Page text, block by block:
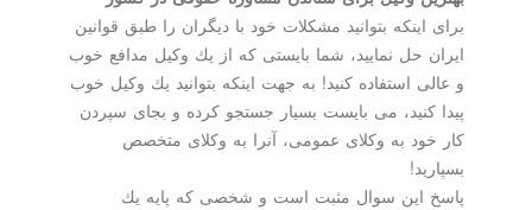
برای اینكه بتوانید مشكلات خود با دیگران را طبق قوانین
ایران حل نمایید، شما بایستی كه از یك وكیل مدافع خوب
و عالی استفاده كنید! به جهت اینكه بتوانید یك وكیل خوب
پیدا كنید، می بایست بسیار جستجو كرده و بجای سپردن
كار خود به وكلای عمومی، آنرا به وكلای متخصص
پاسخ این سوال مثبت است و شخصی كه پایه یك